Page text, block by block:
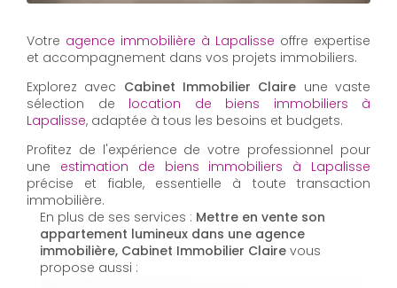
Votre agence immobilière à Lapalisse offre expertise
et accompagnement dans vos projets immobiliers.
Explorez avec Cabinet Immobilier Claire une vaste
sélection de location de biens immobiliers à
Lapalisse, adaptée à tous les besoins et budgets.
Profitez de l'expérience de votre professionnel pour
une estimation de biens immobiliers à Lapalisse
précise et fiable, essentielle à toute transaction
immobilière.
En plus de ses services : Mettre en vente son
appartement lumineux dans une agence
immobilière, Cabinet Immobilier Claire vous
propose aussi :